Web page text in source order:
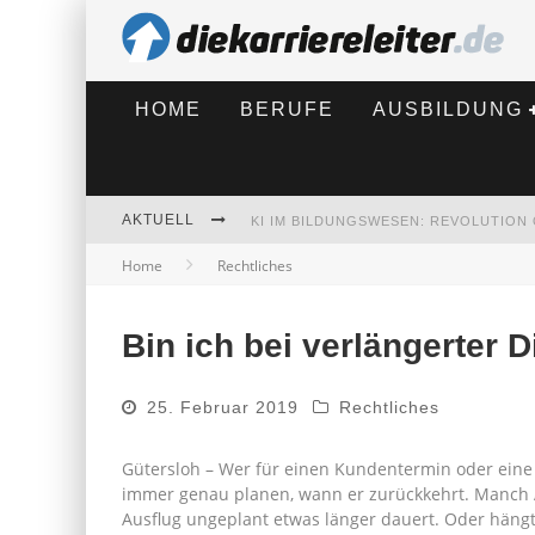
HOME BERUFE AUSBILDUNG
AKTUELL
BEWERBEN 2026: WAS SICH
Home Rechtliches
Bin ich bei verlängerter
25. Februar 2019 Rechtliches
Gütersloh – Wer für einen Kundentermin oder
immer genau planen, wann er zurückkehrt.
Ausflug ungeplant etwas länger dauert. Oder